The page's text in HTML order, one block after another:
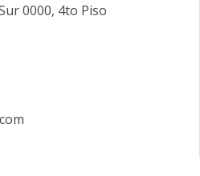
0000, 4to Piso